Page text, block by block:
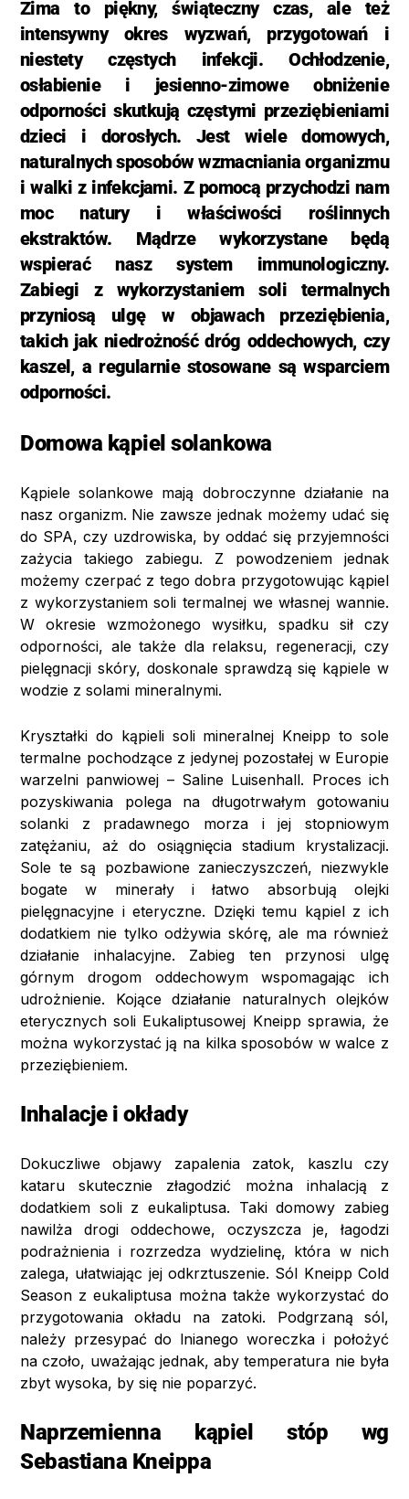
Zima to piękny, świąteczny czas, ale też
intensywny okres wyzwań, przygotowań i
niestety częstych infekcji. Ochłodzenie,
osłabienie i jesienno-zimowe obniżenie
odporności skutkują częstymi przeziębieniami
dzieci i dorosłych. Jest wiele domowych,
naturalnych sposobów wzmacniania organizmu
i walki z infekcjami. Z pomocą przychodzi nam
moc natury i właściwości roślinnych
ekstraktów. Mądrze wykorzystane będą
wspierać nasz system immunologiczny.
Zabiegi z wykorzystaniem soli termalnych
przyniosą ulgę w objawach przeziębienia,
takich jak niedrożność dróg oddechowych, czy
kaszel, a regularnie stosowane są wsparciem
odporności.
Domowa kąpiel solankowa
Kąpiele solankowe mają dobroczynne działanie na
nasz organizm. Nie zawsze jednak możemy udać się
do SPA, czy uzdrowiska, by oddać się przyjemności
zażycia takiego zabiegu. Z powodzeniem jednak
możemy czerpać z tego dobra przygotowując kąpiel
z wykorzystaniem soli termalnej we własnej wannie.
W okresie wzmożonego wysiłku, spadku sił czy
odporności, ale także dla relaksu, regeneracji, czy
pielęgnacji skóry, doskonale sprawdzą się kąpiele w
wodzie z solami mineralnymi.
Kryształki do kąpieli soli mineralnej Kneipp to sole
termalne pochodzące z jedynej pozostałej w Europie
warzelni panwiowej – Saline Luisenhall. Proces ich
pozyskiwania polega na długotrwałym gotowaniu
solanki z pradawnego morza i jej stopniowym
zatężaniu, aż do osiągnięcia stadium krystalizacji.
Sole te są pozbawione zanieczyszczeń, niezwykle
bogate w minerały i łatwo absorbują olejki
pielęgnacyjne i eteryczne. Dzięki temu kąpiel z ich
dodatkiem nie tylko odżywia skórę, ale ma również
działanie inhalacyjne. Zabieg ten przynosi ulgę
górnym drogom oddechowym wspomagając ich
udrożnienie. Kojące działanie naturalnych olejków
eterycznych soli Eukaliptusowej Kneipp sprawia, że
można wykorzystać ją na kilka sposobów w walce z
przeziębieniem.
Inhalacje i okłady
Dokuczliwe objawy zapalenia zatok, kaszlu czy
kataru skutecznie złagodzić można inhalacją z
dodatkiem soli z eukaliptusa. Taki domowy zabieg
nawilża drogi oddechowe, oczyszcza je, łagodzi
podrażnienia i rozrzedza wydzielinę, która w nich
zalega, ułatwiając jej odkrztuszenie. Sól Kneipp Cold
Season z eukaliptusa można także wykorzystać do
przygotowania okładu na zatoki. Podgrzaną sól,
należy przesypać do lnianego woreczka i położyć
na czoło, uważając jednak, aby temperatura nie była
zbyt wysoka, by się nie poparzyć.
Naprzemienna kąpiel stóp wg
Sebastiana Kneippa